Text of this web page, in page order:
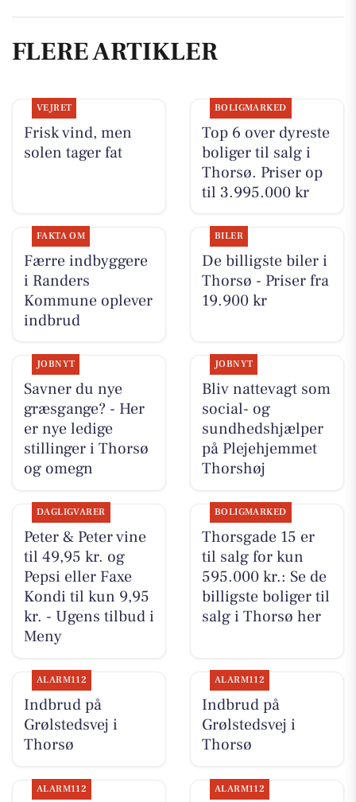
FLERE ARTIKLER
VEJRET
Frisk vind, men
solen tager fat
BOLIGMARKED
Top 6 over dyreste
boliger til salg i
Thorsø. Priser op
til 3.995.000 kr
FAKTA OM
Færre indbyggere
i Randers
Kommune oplever
indbrud
BILER
De billigste biler i
Thorsø - Priser fra
19.900 kr
JOBNYT
Savner du nye
græsgange? - Her
er nye ledige
stillinger i Thorsø
og omegn
JOBNYT
Bliv nattevagt som
social- og
sundhedshjælper
på Plejehjemmet
Thorshøj
DAGLIGVARER
Peter & Peter vine
til 49,95 kr. og
Pepsi eller Faxe
Kondi til kun 9,95
kr. - Ugens tilbud i
Meny
BOLIGMARKED
Thorsgade 15 er
til salg for kun
595.000 kr.: Se de
billigste boliger til
salg i Thorsø her
ALARM112
Indbrud på
Grølstedsvej i
Thorsø
ALARM112
Indbrud på
Grølstedsvej i
Thorsø
ALARM112 ALARM112